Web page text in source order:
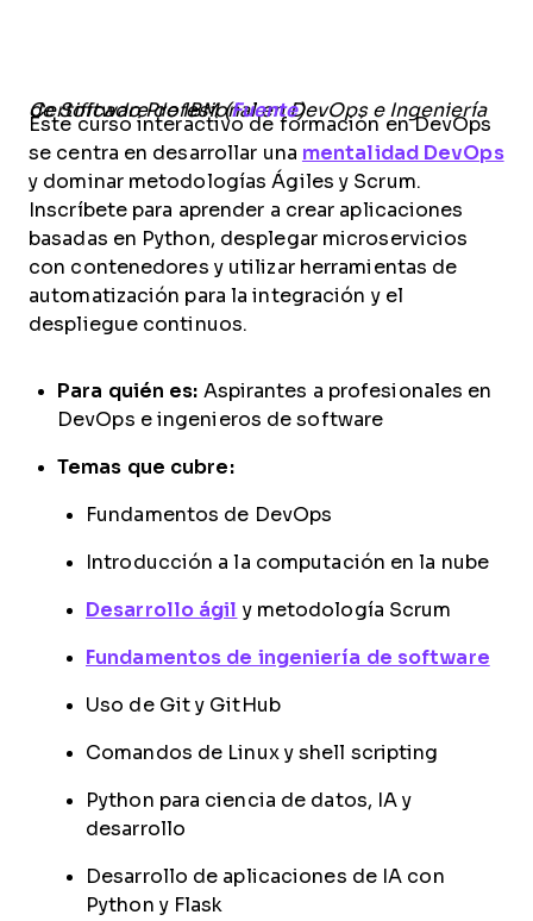
Certificado Profesional en DevOps e Ingeniería de Software de IBM (Fuente)
Este curso interactivo de formación en DevOps
se centra en desarrollar una mentalidad DevOps
y dominar metodologías Ágiles y Scrum.
Inscríbete para aprender a crear aplicaciones
basadas en Python, desplegar microservicios
con contenedores y utilizar herramientas de
automatización para la integración y el
despliegue continuos.
Para quién es: Aspirantes a profesionales en
DevOps e ingenieros de software
Temas que cubre:
Fundamentos de DevOps
Introducción a la computación en la nube
Desarrollo ágil y metodología Scrum
Fundamentos de ingeniería de software
Uso de Git y GitHub
Comandos de Linux y shell scripting
Python para ciencia de datos, IA y
desarrollo
Desarrollo de aplicaciones de IA con
Python y Flask